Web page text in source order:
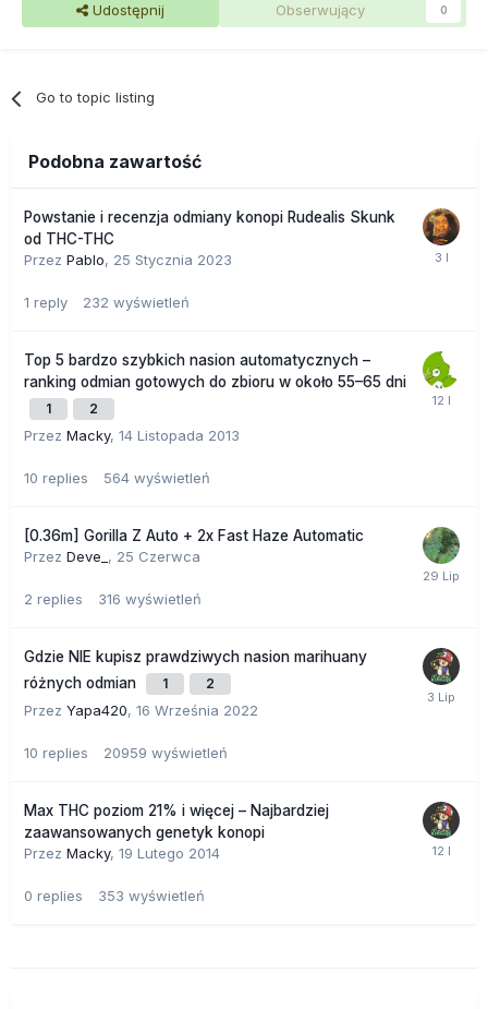
Udostępnij Obserwujący 0
Go to topic listing
Podobna zawartość
Powstanie i recenzja odmiany konopi Rudealis Skunk
od THC-THC
Przez Pablo, 25 Stycznia 2023
1 reply 232 wyświetleń
Top 5 bardzo szybkich nasion automatycznych –
ranking odmian gotowych do zbioru w około 55–65 dni
1 2
Przez Macky, 14 Listopada 2013
10 replies 564 wyświetleń
[0.36m] Gorilla Z Auto + 2x Fast Haze Automatic
Przez Deve_ , 25 Czerwca
2 replies 316 wyświetleń
Gdzie NIE kupisz prawdziwych nasion marihuany
różnych odmian
1 2
Przez Yapa420, 16 Września 2022
10 replies 20959 wyświetleń
Max THC poziom 21% i więcej – Najbardziej
zaawansowanych genetyk konopi
Przez Macky, 19 Lutego 2014
0 replies 353 wyświetleń